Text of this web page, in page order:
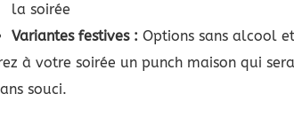
la soirée
Variantes festives : Options sans alcool
à votre soirée un punch maison qui
souci.